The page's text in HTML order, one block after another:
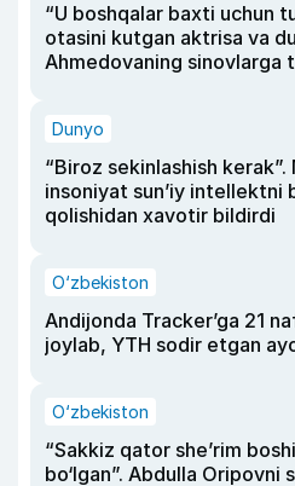
“U boshqalar baxti uchun
otasini kutgan aktrisa va
Ahmedovaning sinovlarga
Dunyo
“Biroz sekinlashish
insoniyat sun’iy intellektni
qolishidan xavotir bildirdi
O‘zbekiston
Andijonda Tracker’ga 21
joylab, YTH sodir etgan
O‘zbekiston
“Sakkiz qator she’rim
bo‘lgan”. Abdulla Oripovni